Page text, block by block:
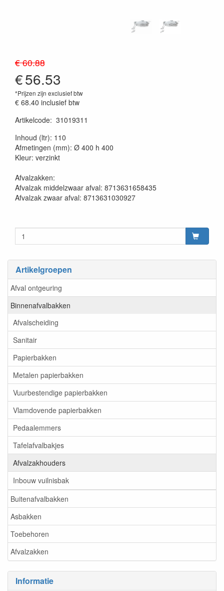
Artikelgroepen
Afval ontgeuring
Binnenafvalbakken
Afvalscheiding
Sanitair
Papierbakken
Metalen papierbakken
Vuurbestendige papierbakken
Vlamdovende papierbakken
Pedaalemmers
Tafelafvalbakjes
Afvalzakhouders
Inbouw vuilnisbak
Buitenafvalbakken
Asbakken
Toebehoren
Afvalzakken
Informatie
€ 60.88
€56.53
*Prijzen zijn exclusief btw
€ 68.40 inclusief btw
Artikelcode: 31019311
Inhoud (ltr): 110
Afmetingen (mm): Ø 400 h 400
Kleur: verzinkt
Afvalzakken:
Afvalzak middelzwaar afval: 8713631658435
Afvalzak zwaar afval: 8713631030927